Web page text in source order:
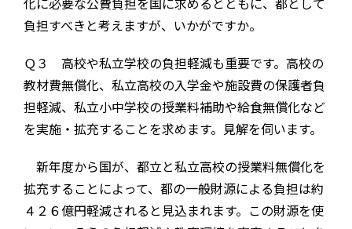
負担すべきと考えますが、いかがですか。
Ｑ３ 高校や私立学校の負担軽減も重要です。高校の
教材費無償化、私立高校の入学金や施設費の保護者負
担軽減、私立小中学校の授業料補助や給食無償化など
を実施・拡充することを求めます。見解を伺います。
新年度から国が、都立と私立高校の授業料無償化を
拡充することによって、都の一般財源による負担は約
４２６億円軽減されると見込まれます。この財源を使